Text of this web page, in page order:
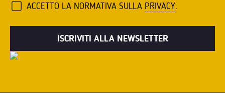
ACCETTO LA NORMATIVA SULLA PRIVACY.